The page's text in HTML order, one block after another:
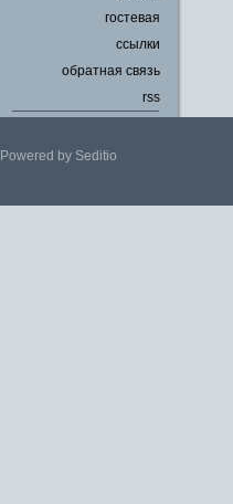
гостевая
ссылки
обратная связь
rss
Powered by Seditio